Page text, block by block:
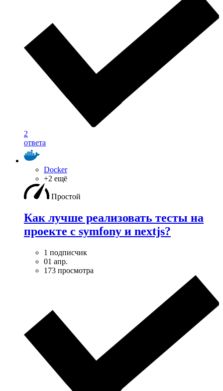
2
ответа
Docker
+2 ещё
Простой
Как лучше реализовать тесты на
проекте с symfony и nextjs?
1 подписчик
01 апр.
173 просмотра